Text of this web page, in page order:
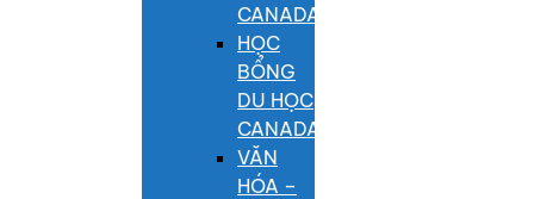
CANADA
HỌC
BỔNG
DU HỌC
CANADA
VĂN
HÓA –